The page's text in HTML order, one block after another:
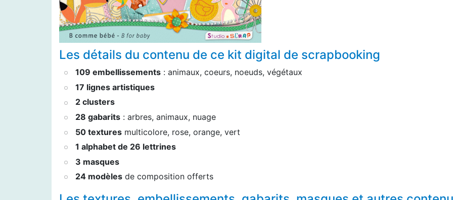
Les détails du contenu de ce kit digital de scrapbooking
109 embellissements : animaux, coeurs, noeuds, végétaux
17 lignes artistiques
2 clusters
28 gabarits : arbres, animaux, nuage
50 textures multicolore, rose, orange, vert
1 alphabet de 26 lettrines
3 masques
24 modèles de composition offerts